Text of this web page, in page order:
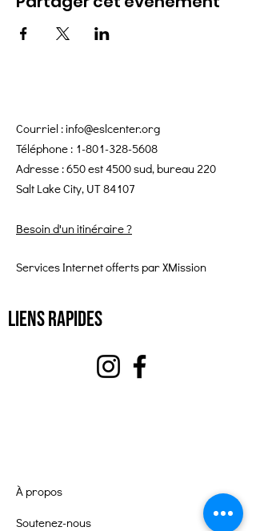
Courriel :info@eslcenter.org
Téléphone : 1-801-328-5608
Adresse : 650 est 4500 sud, bureau 220
Salt Lake City, UT 84107
Besoin d'un itinéraire ?
Services Internet offerts par XMission
Liens rapides
À propos
Soutenez-nous